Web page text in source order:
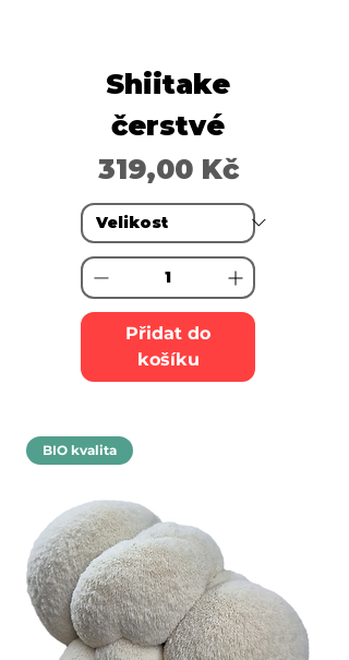
Shiitake
čerstvé
Cena
319,00 Kč
Přidat do
košíku
BIO kvalita